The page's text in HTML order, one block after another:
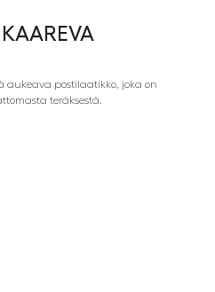
aukeava postilaatikko, joka on
teräksestä.